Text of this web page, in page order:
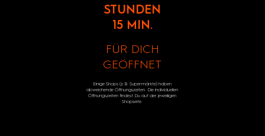
STUNDEN
15 MIN.
FÜR DICH
GEÖFFNET
Einige Shops (z.B. Supermärkte) haben
abweichende Öffnungszeiten. Die individuellen
Öffnungszeiten findest Du auf der jeweiligen
Shopseite.